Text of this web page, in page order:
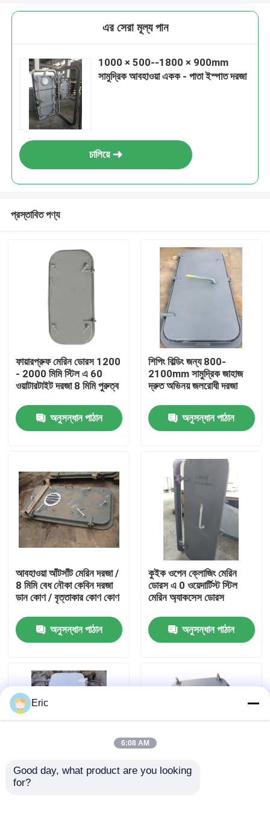
পণ্য
আমাদের সম্পর্কে
কারখানা ভ্রমণ
মান নিয়ন্ত্রণ
উদ্ধৃতির জন্য আবেদন
সামুদ্রিক দরজা
এর সেরা মূল্য পান
1000 × 500--1800 × 900mm
সামুদ্রিক আবহাওয়া একক - পাতা ইস্পাত দরজা
চালিয়ে
প্রস্তাবিত পণ্য
ফায়ারপ্রুফ মেরিন ডোরস 1200
- 2000 মিমি স্টিল এ 60
ওয়াটারটাইট দরজা 8 মিমি পুরুত্ব
অনুসন্ধান পাঠান
শিপিং বিল্ডিং জন্য 800-
2100mm সামুদ্রিক জাহাজ
দ্রুত অভিনয় জলরোধী দরজা
অনুসন্ধান পাঠান
আবহাওয়া আঁটসাঁট মেরিন দরজা /
8 মিমি বেধ নৌকা কেবিন দরজা
ডান কোণ / বৃত্তাকার কোণ কোণ
অনুসন্ধান পাঠান
কুইক ওপেন ক্লোজিং মেরিন
ডোরস এ 0 ওয়েদার্টিস্ট স্টিল
মেরিন অ্যাকসেস ডোরস
অনুসন্ধান পাঠান
দ্রুত অ্যাকশন সামুদ্রিক
Eric
6:08 AM
Good day, what product are you looking
for?